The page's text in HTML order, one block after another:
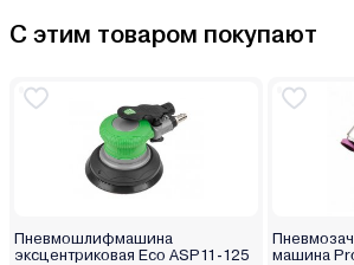
С этим товаром покупают
Пневмошлифмашина
эксцентриковая Eco ASP11-125
машина